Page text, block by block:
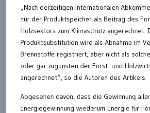
„Nach derzeitigen internationalen
nur der Produktspeicher als Beitrag des
Holzsektors zum Klimaschutz angerechnet.
Produktsubstitution wird als Abnahme im
Brennstoffe registriert, aber nicht als
oder gar zugunsten der Forst- und
angerechnet“, so die Autoren des Artikels.
Abgesehen davon, dass die Gewinnung
Energiegewinnung wiederum Energie für